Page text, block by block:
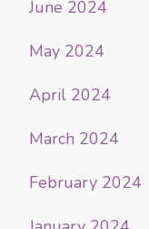
June 2024
May 2024
April 2024
March 2024
February 2024